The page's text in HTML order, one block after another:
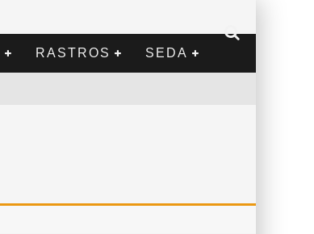
RASTROS SEDA